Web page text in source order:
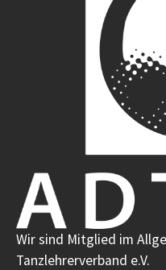
Wir sind Mitglied im
Tanzlehrerverband e.V.